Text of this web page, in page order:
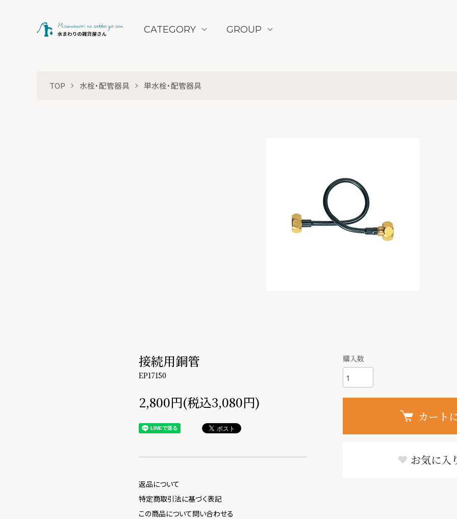
CATEGORY GROUP
TOP 水栓・配管器具 単水栓・配管器具
接続用銅管
EP17150
2,800円(税込3,080円)
返品について
特定商取引法に基づく表記
この商品について問い合わせる
購入数
カート
お気に入